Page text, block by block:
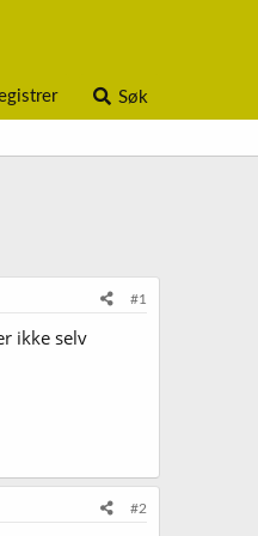
Søk
#1
ikke selv
#2